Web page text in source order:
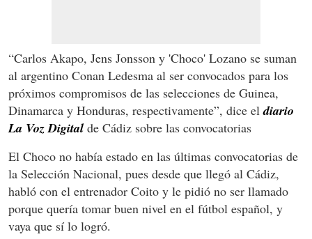
“Carlos Akapo, Jens Jonsson y 'Choco' Lozano se suman
al argentino Conan Ledesma al ser convocados para los
próximos compromisos de las selecciones de Guinea,
Dinamarca y Honduras, respectivamente”, dice eldiario
La Voz Digital de Cádiz sobre las convocatorias
El Choco no había estado en las últimas convocatorias de
la Selección Nacional, pues desde que llegó al Cádiz,
habló con el entrenador Coito y le pidió no ser llamado
porque quería tomar buen nivel en el fútbol español, y
vaya que sí lo logró.